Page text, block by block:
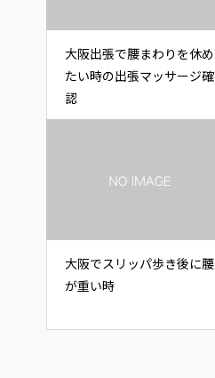
大阪出張で腰まわりを休め
たい時の出張マッサージ確
認
大阪でスリッパ歩き後に腰
が重い時